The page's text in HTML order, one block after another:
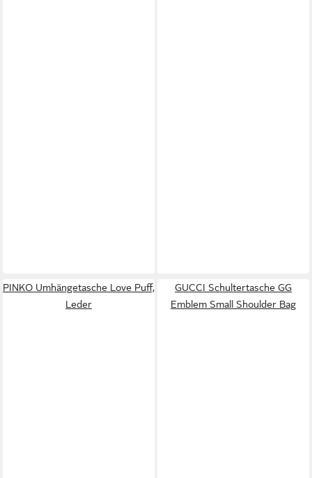
PINKO Umhängetasche Love Puff,
Leder
GUCCI Schultertasche GG
Emblem Small Shoulder Bag